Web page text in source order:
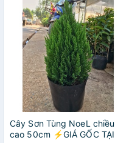
Cây Sơn Tùng NoeL chiều
cao 50cm ⚡️GIÁ GỐC TẠI